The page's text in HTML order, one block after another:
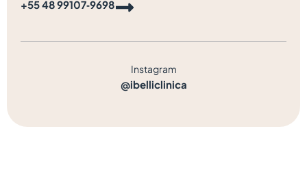
‪+55 48 99107‑9698‬
Instagram
@ibelliclinica